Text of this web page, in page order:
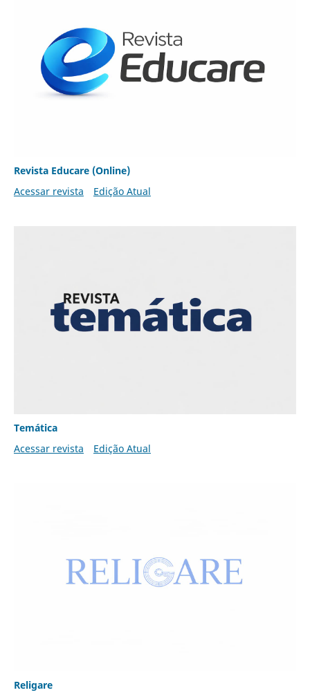
Revista Educare (Online)
Acessar revista
Edição Atual
Temática
Acessar revista
Edição Atual
Religare